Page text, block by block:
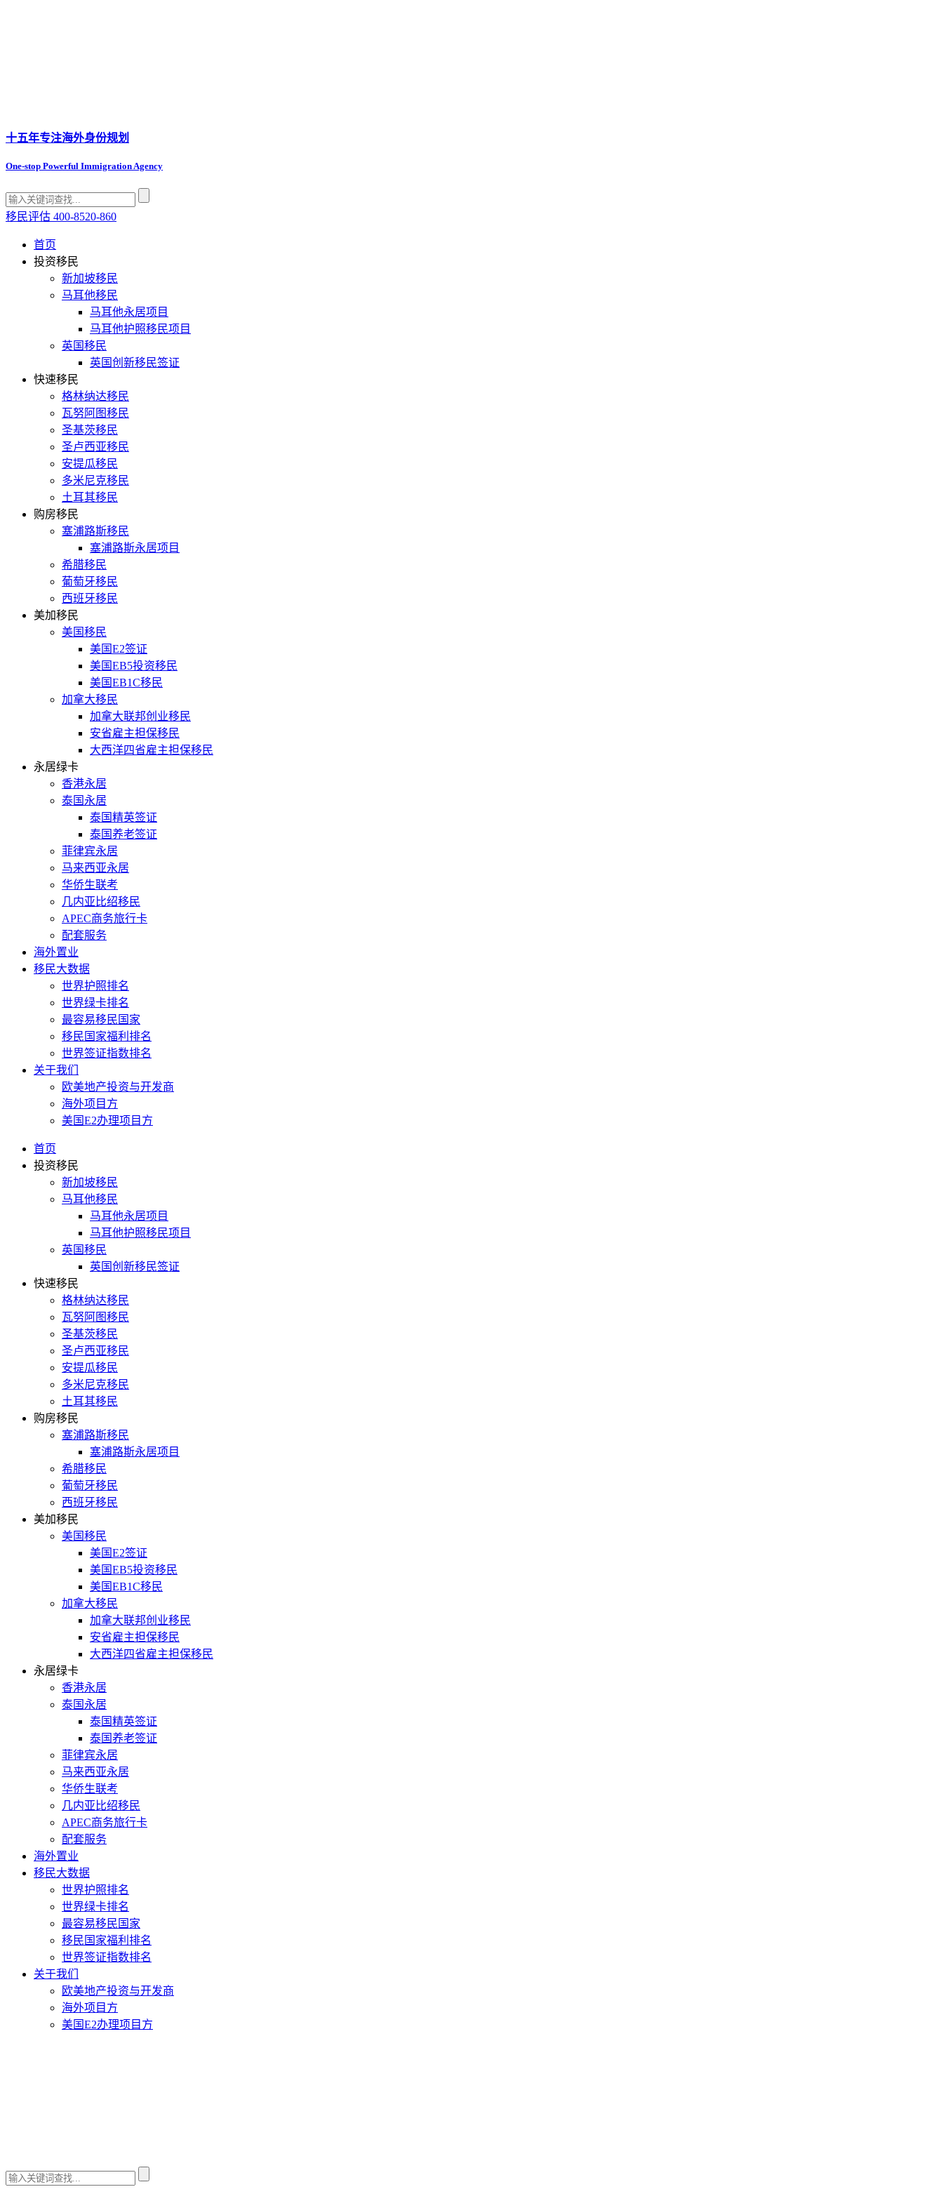
十五年专注海外身份规划
One-stop Powerful Immigration Agency
移民评估 400-8520-860
首页
投资移民
新加坡移民
马耳他移民
马耳他永居项目
马耳他护照移民项目
英国移民
英国创新移民签证
快速移民
格林纳达移民
瓦努阿图移民
圣基茨移民
圣卢西亚移民
安提瓜移民
多米尼克移民
土耳其移民
购房移民
塞浦路斯移民
塞浦路斯永居项目
希腊移民
葡萄牙移民
西班牙移民
美加移民
美国移民
美国E2签证
美国EB5投资移民
美国EB1C移民
加拿大移民
加拿大联邦创业移民
安省雇主担保移民
大西洋四省雇主担保移民
永居绿卡
香港永居
泰国永居
泰国精英签证
泰国养老签证
菲律宾永居
马来西亚永居
华侨生联考
几内亚比绍移民
APEC商务旅行卡
配套服务
海外置业
移民大数据
世界护照排名
世界绿卡排名
最容易移民国家
移民国家福利排名
世界签证指数排名
关于我们
欧美地产投资与开发商
海外项目方
美国E2办理项目方
首页
投资移民
新加坡移民
马耳他移民
马耳他永居项目
马耳他护照移民项目
英国移民
英国创新移民签证
快速移民
格林纳达移民
瓦努阿图移民
圣基茨移民
圣卢西亚移民
安提瓜移民
多米尼克移民
土耳其移民
购房移民
塞浦路斯移民
塞浦路斯永居项目
希腊移民
葡萄牙移民
西班牙移民
美加移民
美国移民
美国E2签证
美国EB5投资移民
美国EB1C移民
加拿大移民
加拿大联邦创业移民
安省雇主担保移民
大西洋四省雇主担保移民
永居绿卡
香港永居
泰国永居
泰国精英签证
泰国养老签证
菲律宾永居
马来西亚永居
华侨生联考
几内亚比绍移民
APEC商务旅行卡
配套服务
海外置业
移民大数据
世界护照排名
世界绿卡排名
最容易移民国家
移民国家福利排名
世界签证指数排名
关于我们
欧美地产投资与开发商
海外项目方
美国E2办理项目方